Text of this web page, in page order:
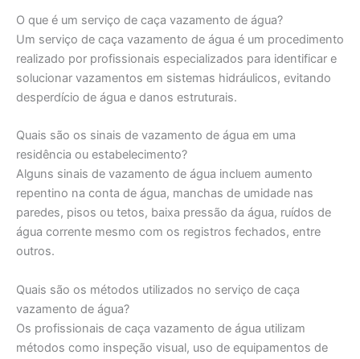
O que é um serviço de caça vazamento de água?
Um serviço de caça vazamento de água é um procedimento
realizado por profissionais especializados para identificar e
solucionar vazamentos em sistemas hidráulicos, evitando
desperdício de água e danos estruturais.
Quais são os sinais de vazamento de água em uma
residência ou estabelecimento?
Alguns sinais de vazamento de água incluem aumento
repentino na conta de água, manchas de umidade nas
paredes, pisos ou tetos, baixa pressão da água, ruídos de
água corrente mesmo com os registros fechados, entre
outros.
Quais são os métodos utilizados no serviço de caça
vazamento de água?
Os profissionais de caça vazamento de água utilizam
métodos como inspeção visual, uso de equipamentos de